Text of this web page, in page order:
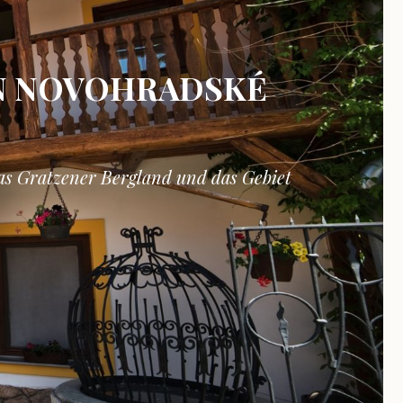
NOVOHRADSKÉ
Gratzener Bergland und das Gebiet